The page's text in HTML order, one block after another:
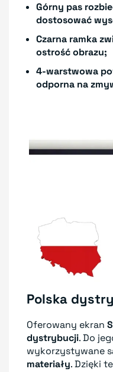
Górny pas
dostosować
Czarna ramka
ostrość obrazu;
4-warstwowa
odporna na
Polska
Oferowany ekran
dystrybucji. Do
wykorzystywane
materiały. Dzięki